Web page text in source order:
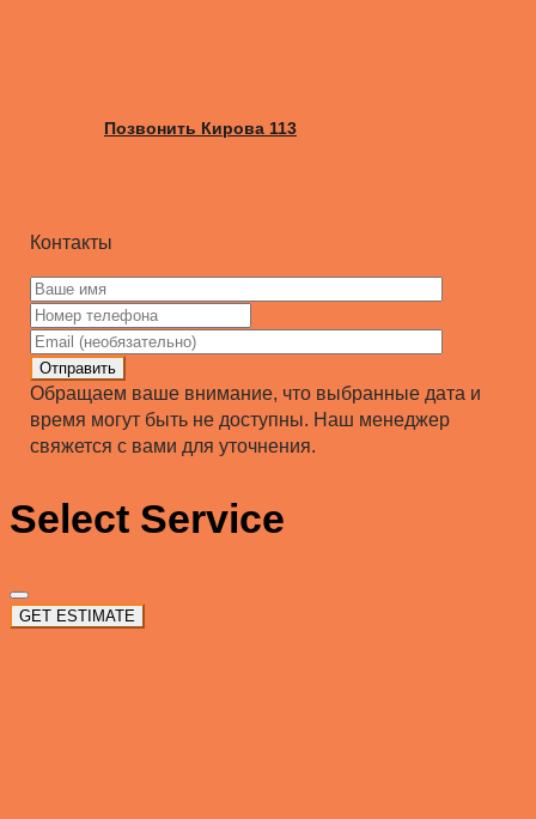
Позвонить Кирова 113
Контакты
Отправить
Обращаем ваше внимание, что выбранные дата и
время могут быть не доступны. Наш менеджер
свяжется с вами для уточнения.
Select Service
GET ESTIMATE